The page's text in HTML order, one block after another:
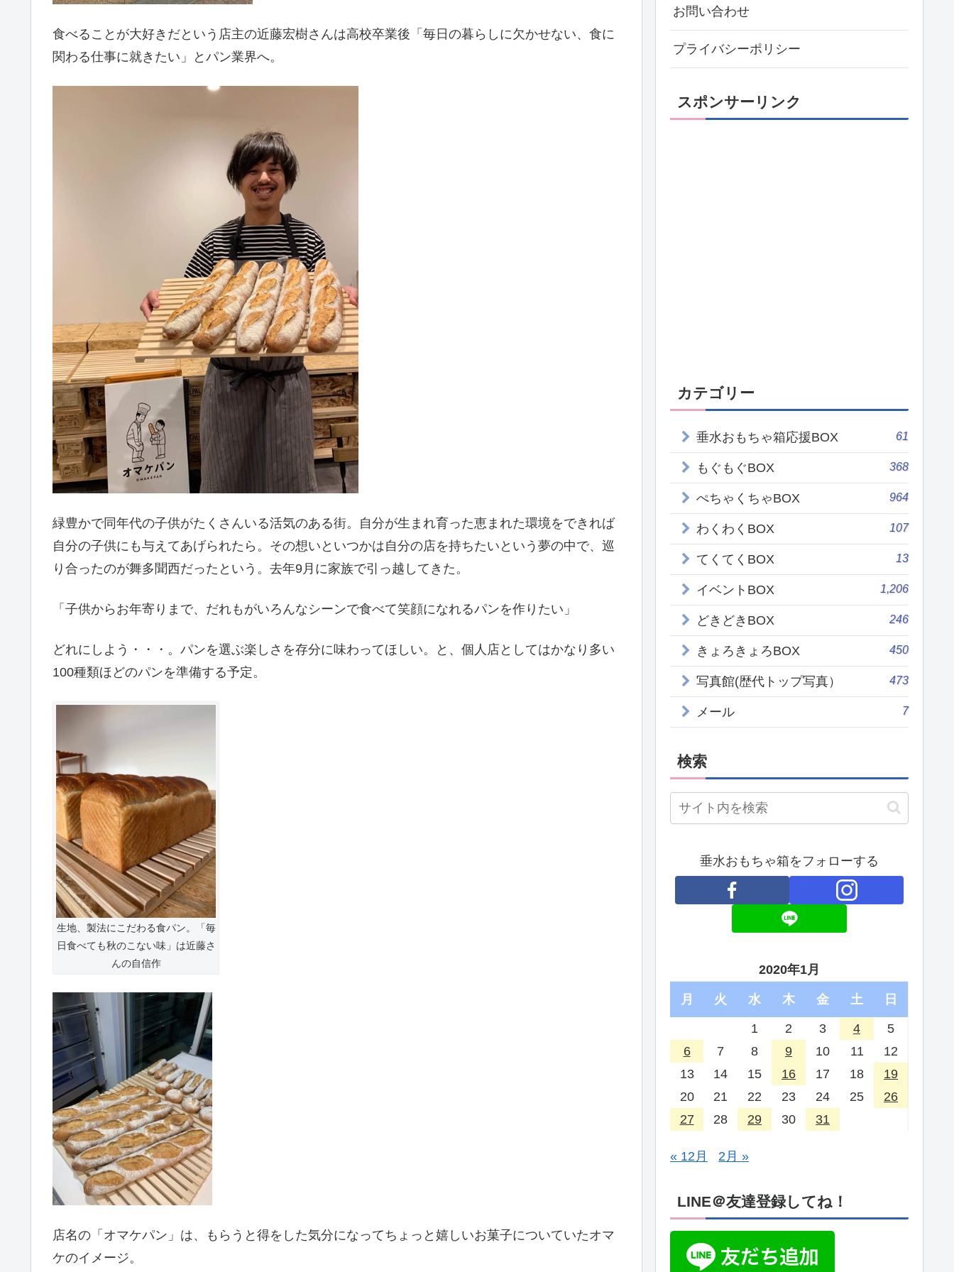
食べることが大好きだという店主の近藤宏樹さんは高校卒業後「毎日の暮らしに欠かせない、食に
関わる仕事に就きたい」とパン業界へ。
緑豊かで同年代の子供がたくさんいる活気のある街。自分が生まれ育った恵まれた環境をできれば
自分の子供にも与えてあげられたら。その想いといつかは自分の店を持ちたいという夢の中で、巡
り合ったのが舞多聞西だったという。去年9月に家族で引っ越してきた。
「子供からお年寄りまで、だれもがいろんなシーンで食べて笑顔になれるパンを作りたい」
どれにしよう・・・。パンを選ぶ楽しさを存分に味わってほしい。と、個人店としてはかなり多い
100種類ほどのパンを準備する予定。
生地、製法にこだわる食パン。「毎
日食べても秋のこない味」は近藤さ
んの自信作
店名の「オマケパン」は、もらうと得をした気分になってちょっと嬉しいお菓子についていたオマ
ケのイメージ。
お問い合わせ
プライバシーポリシー
スポンサーリンク
カテゴリー
垂水おもちゃ箱応援BOX 61
もぐもぐBOX 368
ぺちゃくちゃBOX 964
わくわくBOX 107
てくてくBOX 13
イベントBOX 1,206
どきどきBOX 246
きょろきょろBOX 450
写真館(歴代トップ写真） 473
メール 7
検索
垂水おもちゃ箱をフォローする
2020年1月
月 火 水 木 金 土 日
1 2 3 4
5
6
7 8 9 10 11
12
13
14 15 16 17 18
19
20
21 22 23 24 25
26
27
28 29 30 31
« 12月 2月 »
LINE＠友達登録してね！